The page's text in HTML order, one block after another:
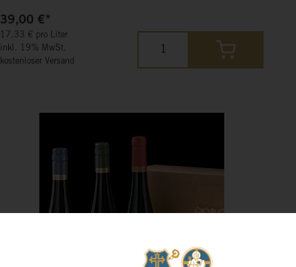
39,00 €*
17,33 € pro Liter
inkl. 19% MwSt.
kostenloser Versand